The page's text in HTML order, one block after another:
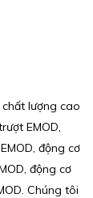
lượng cao
EMOD,
động cơ
động cơ
Chúng tôi